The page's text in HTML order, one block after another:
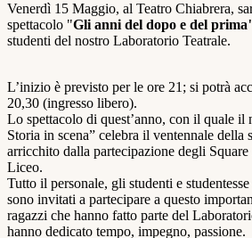
Venerdì 15 Maggio, al Teatro Chiabrera,
spettacolo "Gli anni del dopo e del
studenti del nostro Laboratorio Teatrale.
L’inizio è previsto per le ore 21; si potrà
20,30 (ingresso libero).
Lo spettacolo di quest’anno, con il quale il
Storia in scena” celebra il ventennale della
arricchito dalla partecipazione degli
Liceo.
Tutto il personale, gli studenti e
sono invitati a partecipare a questo
ragazzi che hanno fatto parte del
hanno dedicato tempo, impegno, passione.